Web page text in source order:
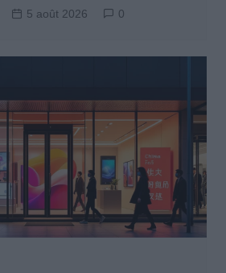
5 août 2026 0